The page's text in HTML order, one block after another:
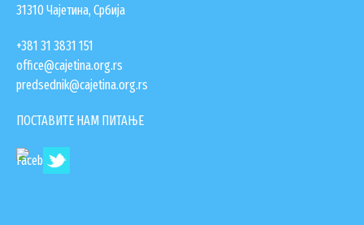
31310 Чајетина, Србија
+381 31 3831 151
office@cajetina.org.rs
predsednik@cajetina.org.rs
ПОСТАВИТЕ НАМ ПИТАЊЕ